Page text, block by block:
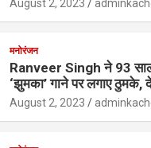
August 2, 2023
मनोरंजन
Ranveer Singh ने 93
‘झुमका’ गाने पर लगाए ठुमके,
August 2, 2023